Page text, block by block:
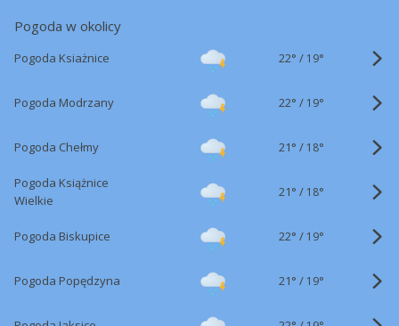
Pogoda w okolicy
Pogoda Ksiażnice 22° / 19°
Pogoda Modrzany 22° / 19°
Pogoda Chełmy 21° / 18°
Pogoda Książnice
Wielkie
21° / 18°
Pogoda Biskupice 22° / 19°
Pogoda Popędzyna 21° / 19°